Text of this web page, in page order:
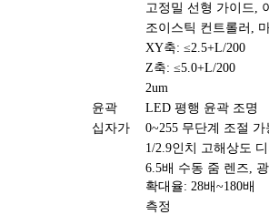
고정밀 선형 가이드,
조이스틱 컨트롤러,
XY축: ≤2.5+L/200
Z축: ≤5.0+L/200
2um
윤곽
LED 평행 윤곽 조명
십자가
0~255 무단계 조절
1/2.9인치 고해상도
6.5배 수동 줌 렌즈,
확대율: 28배~180배
측정